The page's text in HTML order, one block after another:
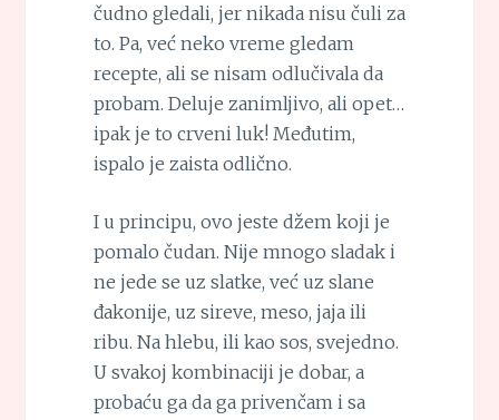
čudno gledali, jer nikada nisu čuli za
to. Pa, već neko vreme gledam
recepte, ali se nisam odlučivala da
probam. Deluje zanimljivo, ali opet…
ipak je to crveni luk! Međutim,
ispalo je zaista odlično.
I u principu, ovo jeste džem koji je
pomalo čudan. Nije mnogo sladak i
ne jede se uz slatke, već uz slane
đakonije, uz sireve, meso, jaja ili
ribu. Na hlebu, ili kao sos, svejedno.
U svakoj kombinaciji je dobar, a
probaću ga da ga privenčam i sa